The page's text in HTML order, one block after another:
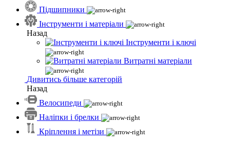
Підшипники
Інструменти і матеріали
Назад
Інструменти і ключі
Витратні матеріали
Дивитись більше категорій
Назад
Велосипеди
Наліпки і брелки
Кріплення і метізи